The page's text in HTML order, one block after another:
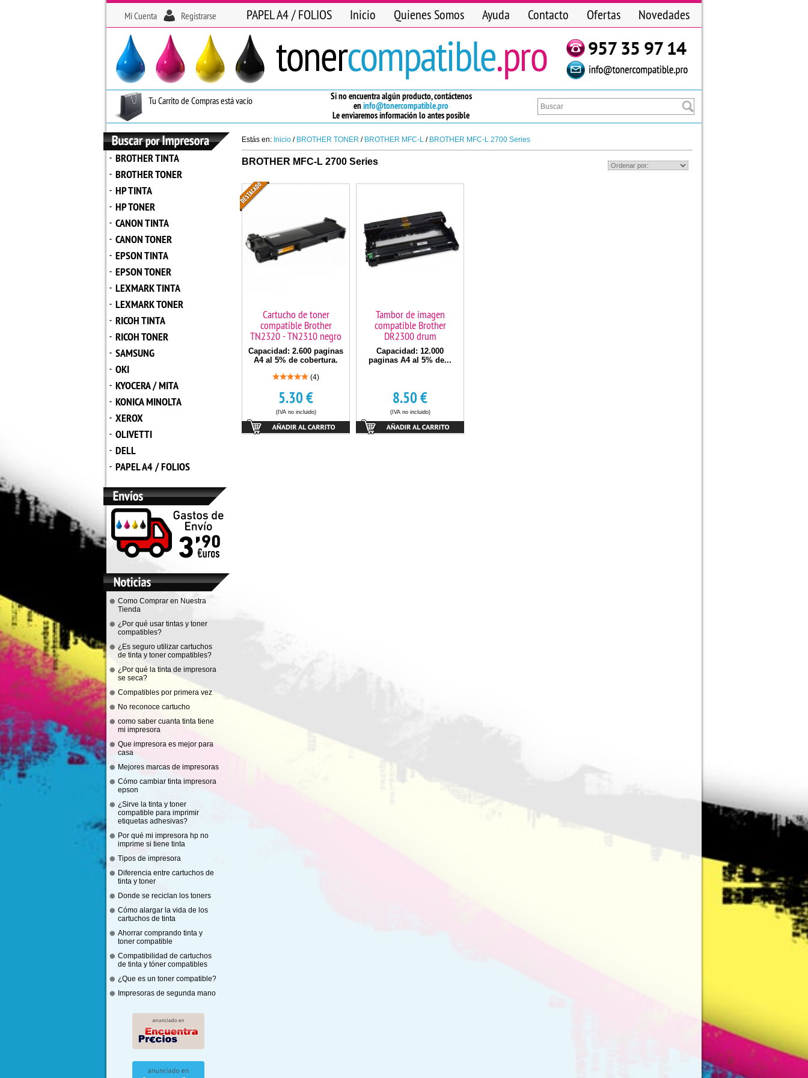
Mi Cuenta Registrarse PAPEL A4 / FOLIOS Inicio Quienes Somos Ayuda Contacto Ofertas Novedades
Si no encuentra algún producto, contáctenos
eninfo@tonercompatible.pro
Le enviaremos información lo antes posible
Tu Carrito de Compras está vacío
- BROTHER TINTA
- BROTHER TONER
- HP TINTA
- HP TONER
- CANON TINTA
- CANON TONER
- EPSON TINTA
- EPSON TONER
- LEXMARK TINTA
- LEXMARK TONER
- RICOH TINTA
- RICOH TONER
- SAMSUNG
- OKI
- KYOCERA / MITA
- KONICA MINOLTA
- XEROX
- OLIVETTI
- DELL
- PAPEL A4 / FOLIOS
Como Comprar en Nuestra
Tienda
¿Por qué usar tintas y toner
compatibles?
¿Es seguro utilizar cartuchos
de tinta y toner compatibles?
¿Por qué la tinta de impresora
se seca?
Compatibles por primera vez
No reconoce cartucho
como saber cuanta tinta tiene
mi impresora
Que impresora es mejor para
casa
Mejores marcas de impresoras
Cómo cambiar tinta impresora
epson
¿Sirve la tinta y toner
compatible para imprimir
etiquetas adhesivas?
Por qué mi impresora hp no
imprime si tiene tinta
Tipos de impresora
Diferencia entre cartuchos de
tinta y toner
Donde se reciclan los toners
Cómo alargar la vida de los
cartuchos de tinta
Ahorrar comprando tinta y
toner compatible
Compatibilidad de cartuchos
de tinta y tóner compatibles
¿Que es un toner compatible?
Impresoras de segunda mano
Estás en: Inicio / BROTHER TONER / BROTHER MFC-L / BROTHER MFC-L 2700 Series
BROTHER MFC-L 2700 Series
Cartucho de toner
compatible Brother
TN2320 - TN2310 negro
Capacidad: 2.600 paginas
A4 al 5% de cobertura.
(4)
5.30€
(IVA no incluido)
Tambor de imagen
compatible Brother
DR2300 drum
Capacidad: 12.000
paginas A4 al 5% de...
8.50€
(IVA no incluido)